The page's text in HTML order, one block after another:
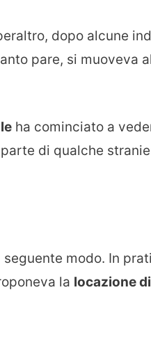
dopo alcune
pare, si muoveva
ha cominciato a
di qualche
modo. In
la locazione